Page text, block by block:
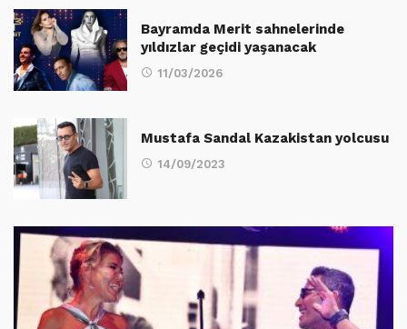
Bayramda Merit sahnelerinde
yıldızlar geçidi yaşanacak
11/03/2026
Mustafa Sandal Kazakistan yolcusu
14/09/2023